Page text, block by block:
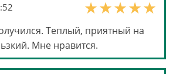
Теплый, приятный на
Мне нравится.